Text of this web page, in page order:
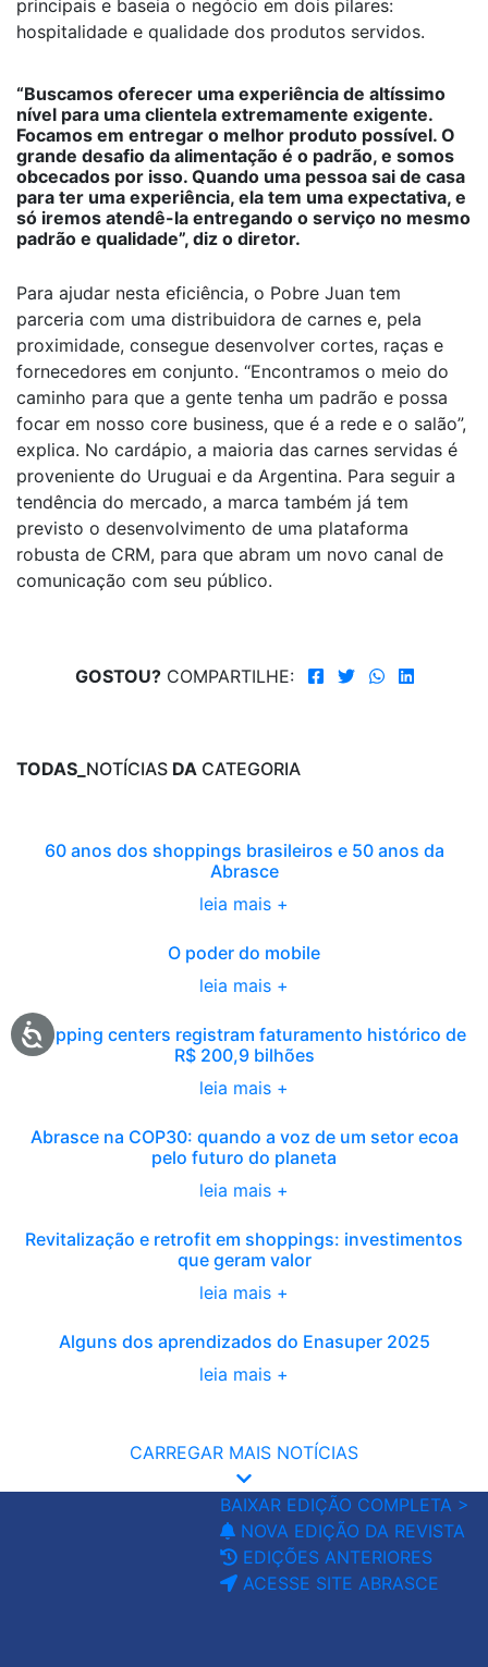
principais e baseia o negócio em dois pilares:
hospitalidade e qualidade dos produtos servidos.
“Buscamos oferecer uma experiência de altíssimo
nível para uma clientela extremamente exigente.
Focamos em entregar o melhor produto possível. O
grande desafio da alimentação é o padrão, e somos
obcecados por isso. Quando uma pessoa sai de casa
para ter uma experiência, ela tem uma expectativa, e
só iremos atendê-la entregando o serviço no mesmo
padrão e qualidade”, diz o diretor.
Para ajudar nesta eficiência, o Pobre Juan tem
parceria com uma distribuidora de carnes e, pela
proximidade, consegue desenvolver cortes, raças e
fornecedores em conjunto. “Encontramos o meio do
caminho para que a gente tenha um padrão e possa
focar em nosso core business, que é a rede e o salão”,
explica. No cardápio, a maioria das carnes servidas é
proveniente do Uruguai e da Argentina. Para seguir a
tendência do mercado, a marca também já tem
previsto o desenvolvimento de uma plataforma
robusta de CRM, para que abram um novo canal de
comunicação com seu público.
GOSTOU?COMPARTILHE:
TODAS_ NOTÍCIAS DA CATEGORIA
60 anos dos shoppings brasileiros e 50 anos da
Abrasce
leia mais +
O poder do mobile
leia mais +
Shopping centers registram faturamento histórico de
R$ 200,9 bilhões
leia mais +
Abrasce na COP30: quando a voz de um setor ecoa
pelo futuro do planeta
leia mais +
Revitalização e retrofit em shoppings: investimentos
que geram valor
leia mais +
Alguns dos aprendizados do Enasuper 2025
leia mais +
CARREGAR MAIS NOTÍCIAS
BAIXAR EDIÇÃO COMPLETA >
NOVA EDIÇÃO DA REVISTA
EDIÇÕES ANTERIORES
ACESSE SITE ABRASCE